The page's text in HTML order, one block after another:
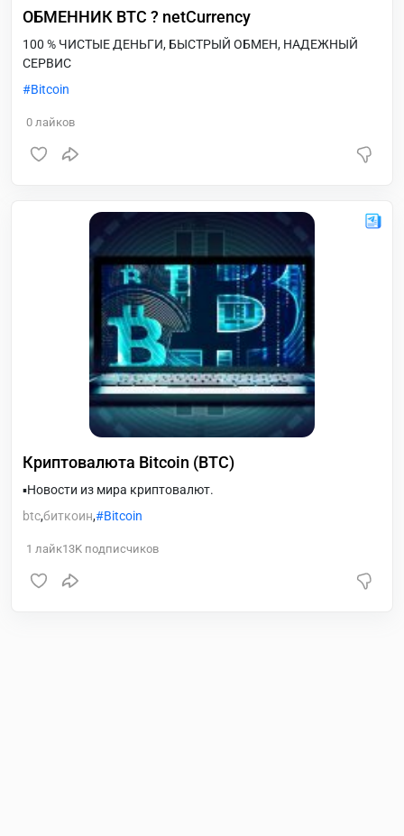
ОБМЕННИК BTC ? netCurrency
100 % ЧИСТЫЕ ДЕНЬГИ, БЫСТРЫЙ ОБМЕН, НАДЕЖНЫЙ
СЕРВИС
Bitcoin
0 лайков
Криптовалюта Bitcoin (BTC)
▪️Новости из мира криптовалют.
btc,биткоин, Bitcoin
1 лайк13K подписчиков